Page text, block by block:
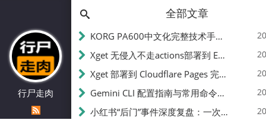
行尸走肉
全部文章
KORG PA600中文化完整技术手册 - 从逆向到实现的全流程指南
Xget 无侵入不走actions部署到 EdgeOne Pages 指南
Xget 部署到 Cloudflare Pages 完整指南 - 无需修改源码的构建配置
Gemini CLI 配置指南与常用命令中文翻译 | API Key、MCP、代理设置
小红书“后门”事件深度复盘：一次沉默危机下的品牌、技术与流程三重考验